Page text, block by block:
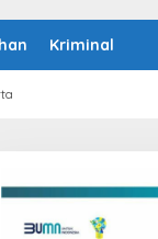
Kriminal